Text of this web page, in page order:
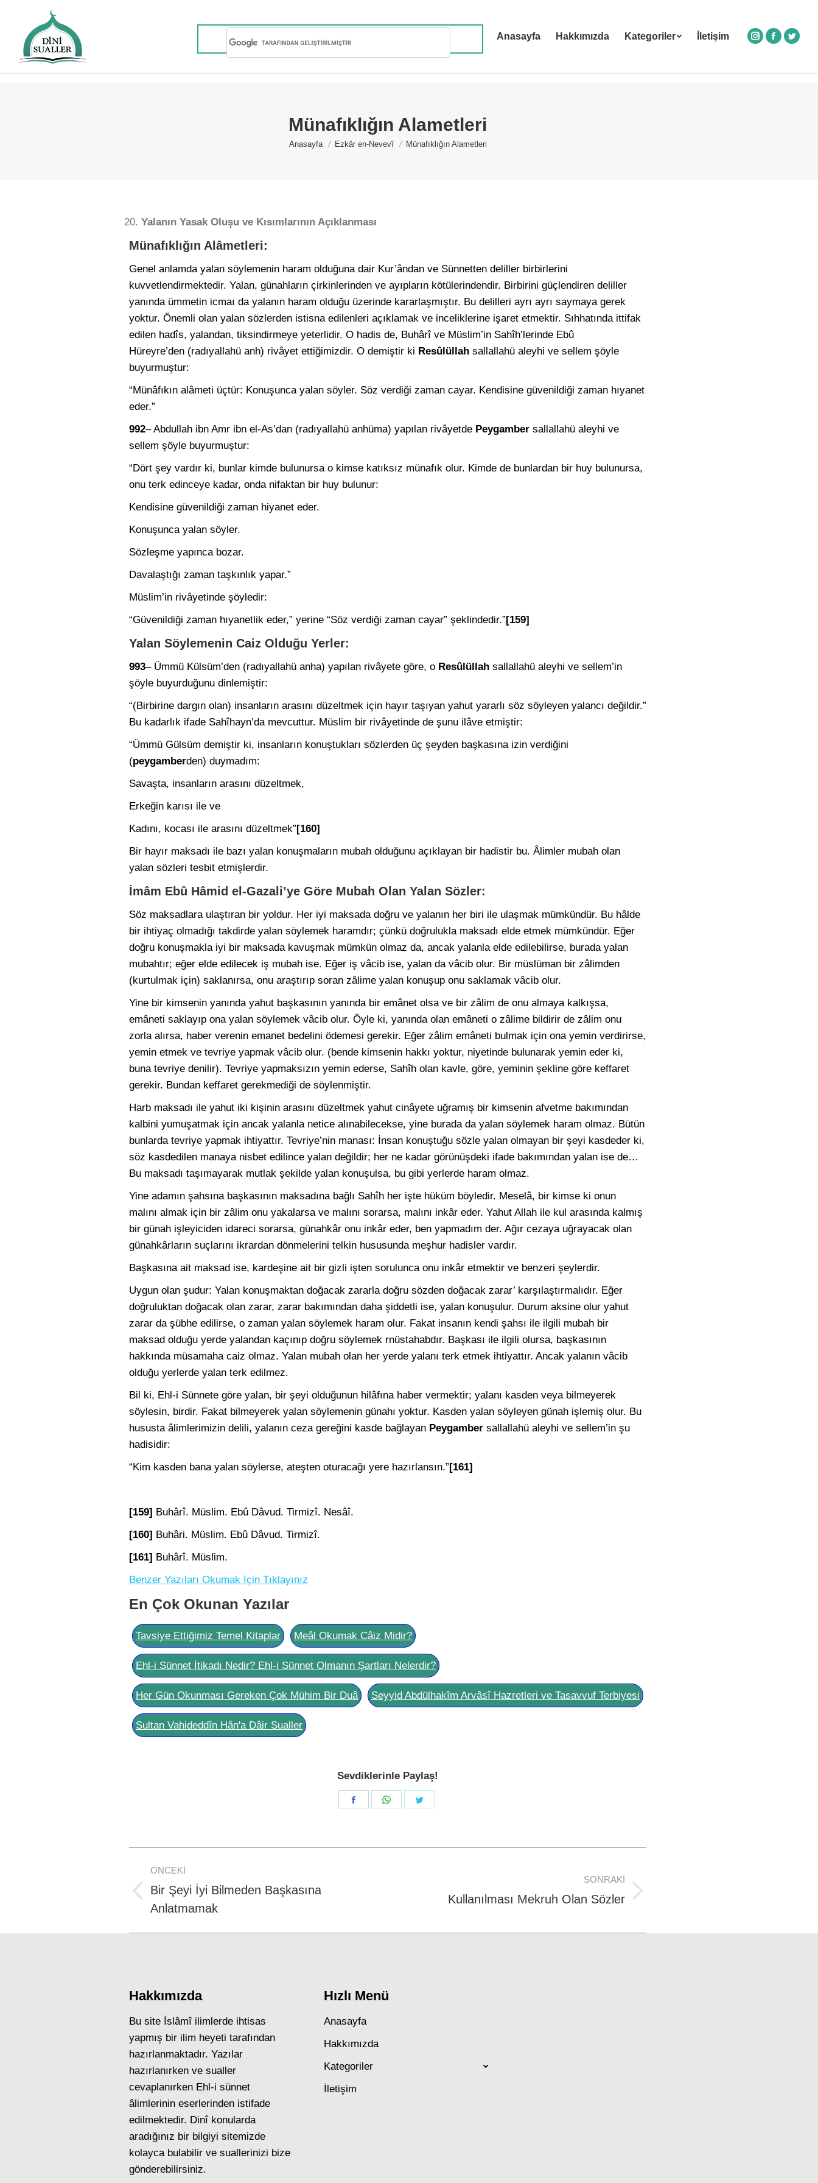
Anasayfa Hakkımızda Kategoriler İletişim
Instagram
Facebook
Münafıklığın Alametleri
You are here:
Anasayfa Ezkâr en-Nevevî Münafıklığın Alametleri
Yalanın Yasak Oluşu ve Kısımlarının Açıklanması
Münafıklığın Alâmetleri:
Genel anlamda yalan söylemenin haram olduğuna dair Kur’ândan ve Sünnetten deliller birbirlerini
kuvvetlendirmektedir. Yalan, günahların çirkinlerinden ve ayıpların kötülerindendir. Birbirini güçlendiren deliller
yanında ümmetin icmaı da yalanın haram olduğu üzerinde kararlaşmıştır. Bu delilleri ayrı ayrı saymaya gerek
yoktur. Önemli olan yalan sözlerden istisna edilenleri açıklamak ve inceliklerine işaret etmektir. Sıhhatında ittifak
edilen hadîs, yalandan, tiksindirmeye yeterlidir. O hadis de, Buhârî ve Müslim’in Sahîh’lerinde Ebû
Hüreyre’den (radıyallahü anh) rivâyet ettiğimizdir. O demiştir ki Resûlüllah sallallahü aleyhi ve sellem şöyle
buyurmuştur:
“Münâfıkın alâmeti üçtür: Konuşunca yalan söyler. Söz verdiği zaman cayar. Kendisine güvenildiği zaman hıyanet
eder.”
992– Abdullah ibn Amr ibn el-As’dan (radıyallahü anhüma) yapılan rivâyetde Peygamber sallallahü aleyhi ve
sellem şöyle buyurmuştur:
“Dört şey vardır ki, bunlar kimde bulunursa o kimse katıksız münafık olur. Kimde de bunlardan bir huy bulunursa,
onu terk edinceye kadar, onda nifaktan bir huy bulunur:
Kendisine güvenildiği zaman hiyanet eder.
Konuşunca yalan söyler.
Sözleşme yapınca bozar.
Davalaştığı zaman taşkınlık yapar.”
Müslim’in rivâyetinde şöyledir:
“Güvenildiği zaman hıyanetlik eder,” yerine “Söz verdiği zaman cayar” şeklindedir.”[159]
Yalan Söylemenin Caiz Olduğu Yerler:
993– Ümmü Külsüm’den (radıyallahü anha) yapılan rivâyete göre, o Resûlüllah sallallahü aleyhi ve sellem’in
şöyle buyurduğunu dinlemiştir:
“(Birbirine dargın olan) insanların arasını düzeltmek için hayır taşıyan yahut yararlı söz söyleyen yalancı değildir.”
Bu kadarlık ifade Sahîhayn’da mevcuttur. Müslim bir rivâyetinde de şunu ilâve etmiştir:
“Ümmü Gülsüm demiştir ki, insanların konuştukları sözlerden üç şeyden başkasına izin verdiğini
(peygamberden) duymadım:
Savaşta, insanların arasını düzeltmek,
Erkeğin karısı ile ve
Kadını, kocası ile arasını düzeltmek”[160]
Bir hayır maksadı ile bazı yalan konuşmaların mubah olduğunu açıklayan bir hadistir bu. Âlimler mubah olan
yalan sözleri tesbit etmişlerdir.
İmâm Ebû Hâmid el-Gazali’ye Göre Mubah Olan Yalan Sözler:
Söz maksadlara ulaştıran bir yoldur. Her iyi maksada doğru ve yalanın her biri ile ulaşmak mümkündür. Bu hâlde
bir ihtiyaç olmadığı takdirde yalan söylemek haramdır; çünkü doğrulukla maksadı elde etmek mümkündür. Eğer
doğru konuşmakla iyi bir maksada kavuşmak mümkün olmaz da, ancak yalanla elde edilebilirse, burada yalan
mubahtır; eğer elde edilecek iş mubah ise. Eğer iş vâcib ise, yalan da vâcib olur. Bir müslüman bir zâlimden
(kurtulmak için) saklanırsa, onu araştırıp soran zâlime yalan konuşup onu saklamak vâcib olur.
Yine bir kimsenin yanında yahut başkasının yanında bir emânet olsa ve bir zâlim de onu almaya kalkışsa,
emâneti saklayıp ona yalan söylemek vâcib olur. Öyle ki, yanında olan emâneti o zâlime bildirir de zâlim onu
zorla alırsa, haber verenin emanet bedelini ödemesi gerekir. Eğer zâlim emâneti bulmak için ona yemin verdirirse,
yemin etmek ve tevriye yapmak vâcib olur. (bende kimsenin hakkı yoktur, niyetinde bulunarak yemin eder ki,
buna tevriye denilir). Tevriye yapmaksızın yemin ederse, Sahîh olan kavle, göre, yeminin şekline göre keffaret
gerekir. Bundan keffaret gerekmediği de söylenmiştir.
Harb maksadı ile yahut iki kişinin arasını düzeltmek yahut cinâyete uğramış bir kimsenin afvetme bakımından
kalbini yumuşatmak için ancak yalanla netice alınabilecekse, yine burada da yalan söylemek haram olmaz. Bütün
bunlarda tevriye yapmak ihtiyattır. Tevriye’nin manası: İnsan konuştuğu sözle yalan olmayan bir şeyi kasdeder ki,
söz kasdedilen manaya nisbet edilince yalan değildir; her ne kadar görünüşdeki ifade bakımından yalan ise de…
Bu maksadı taşımayarak mutlak şekilde yalan konuşulsa, bu gibi yerlerde haram olmaz.
Yine adamın şahsına başkasının maksadına bağlı Sahîh her işte hüküm böyledir. Meselâ, bir kimse ki onun
malını almak için bir zâlim onu yakalarsa ve malını sorarsa, malını inkâr eder. Yahut Allah ile kul arasında kalmış
bir günah işleyiciden idareci sorarsa, günahkâr onu inkâr eder, ben yapmadım der. Ağır cezaya uğrayacak olan
günahkârların suçlarını ikrardan dönmelerini telkin hususunda meşhur hadisler vardır.
Başkasına ait maksad ise, kardeşine ait bir gizli işten sorulunca onu inkâr etmektir ve benzeri şeylerdir.
Uygun olan şudur: Yalan konuşmaktan doğacak zararla doğru sözden doğacak zarar’ karşılaştırmalıdır. Eğer
doğruluktan doğacak olan zarar, zarar bakımından daha şiddetli ise, yalan konuşulur. Durum aksine olur yahut
zarar da şübhe edilirse, o zaman yalan söylemek haram olur. Fakat insanın kendi şahsı ile ilgili mubah bir
maksad olduğu yerde yalandan kaçınıp doğru söylemek rnüstahabdır. Başkası ile ilgili olursa, başkasının
hakkında müsamaha caiz olmaz. Yalan mubah olan her yerde yalanı terk etmek ihtiyattır. Ancak yalanın vâcib
olduğu yerlerde yalan terk edilmez.
Bil ki, Ehl-i Sünnete göre yalan, bir şeyi olduğunun hilâfına haber vermektir; yalanı kasden veya bilmeyerek
söylesin, birdir. Fakat bilmeyerek yalan söylemenin günahı yoktur. Kasden yalan söyleyen günah işlemiş olur. Bu
hususta âlimlerimizin delili, yalanın ceza gereğini kasde bağlayan Peygamber sallallahü aleyhi ve sellem’in şu
hadisidir:
“Kim kasden bana yalan söylerse, ateşten oturacağı yere hazırlansın.”[161]
[159] Buhârî. Müslim. Ebû Dâvud. Tirmizî. Nesâî.
[160] Buhâri. Müslim. Ebû Dâvud. Tirmizî.
[161] Buhârî. Müslim.
Benzer Yazıları Okumak İçin Tıklayınız
En Çok Okunan Yazılar
Tavsiye Ettiğimiz Temel Kitaplar Meâl Okumak Câiz Midir?
Ehl-i Sünnet İtikadı Nedir? Ehl-i Sünnet Olmanın Şartları Nelerdir?
Her Gün Okunması Gereken Çok Mühim Bir Duâ Seyyid Abdülhakîm Arvâsî Hazretleri ve Tasavvuf Terbiyesi
Sultan Vahideddîn Hân'a Dâir Sualler
Sevdiklerinle Paylaş!
Share
Share
Post
navigation
ÖNCEKI
Previous
post:
Bir Şeyi İyi Bilmeden Başkasına
Anlatmamak
SONRAKI
Kullanılması Mekruh Olan Sözler
Hakkımızda
Bu site İslâmî ilimlerde ihtisas
yapmış bir ilim heyeti tarafından
hazırlanmaktadır. Yazılar
hazırlanırken ve sualler
cevaplanırken Ehl-i sünnet
âlimlerinin eserlerinden istifade
edilmektedir. Dinî konularda
aradığınız bir bilgiyi sitemizde
kolayca bulabilir ve suallerinizi bize
gönderebilirsiniz.
Hızlı Menü
Anasayfa
Hakkımızda
Kategoriler
İletişim